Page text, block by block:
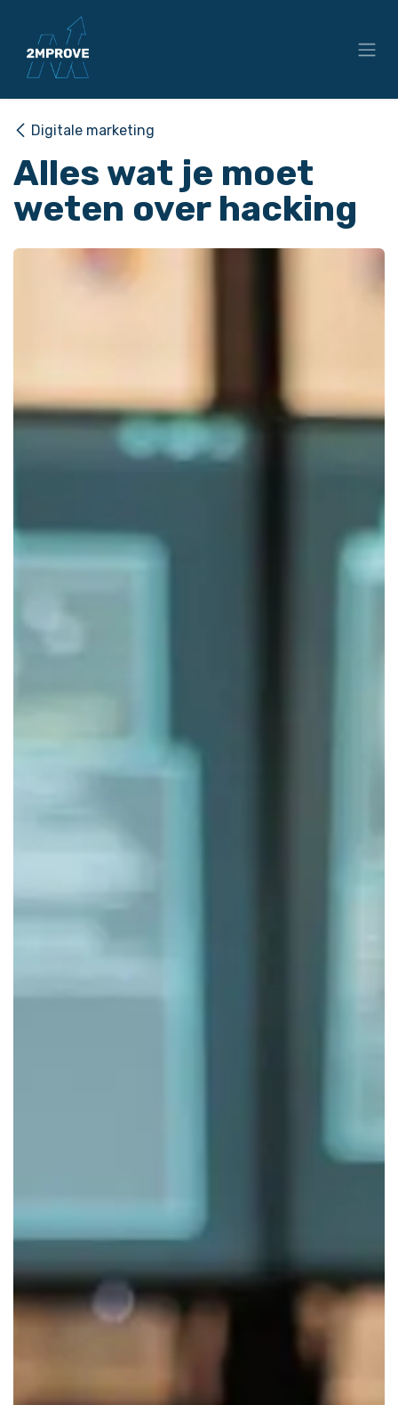
Digitale marketing
Alles wat je moet
weten over hacking